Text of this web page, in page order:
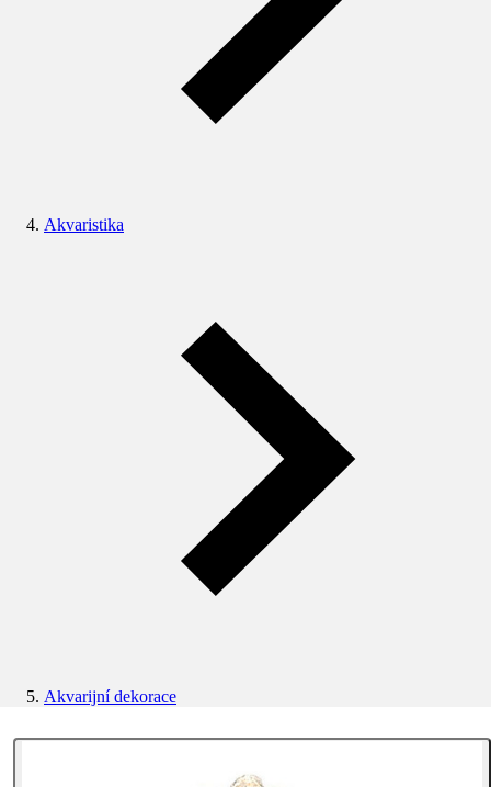
Akvaristika
Akvarijní dekorace